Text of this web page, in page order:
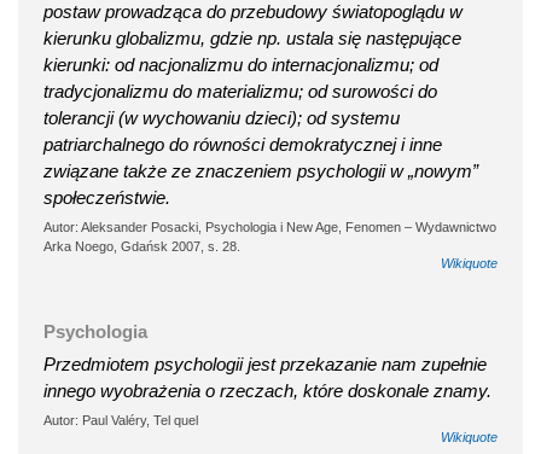
postaw prowadząca do przebudowy światopoglądu w
kierunku globalizmu, gdzie np. ustala się następujące
kierunki: od nacjonalizmu do internacjonalizmu; od
tradycjonalizmu do materializmu; od surowości do
tolerancji (w wychowaniu dzieci); od systemu
patriarchalnego do równości demokratycznej i inne
związane także ze znaczeniem psychologii w „nowym”
społeczeństwie.
Autor: Aleksander Posacki, Psychologia i New Age, Fenomen – Wydawnictwo
Arka Noego, Gdańsk 2007, s. 28.
Wikiquote
Psychologia
Przedmiotem psychologii jest przekazanie nam zupełnie
innego wyobrażenia o rzeczach, które doskonale znamy.
Autor: Paul Valéry, Tel quel
Wikiquote